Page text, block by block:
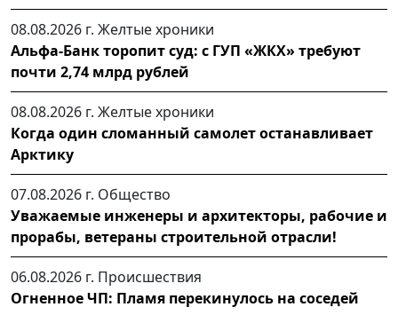
08.08.2026 г. Желтые хроники
Альфа-Банк торопит суд: с ГУП «ЖКХ» требуют
почти 2,74 млрд рублей
08.08.2026 г. Желтые хроники
Когда один сломанный самолет останавливает
Арктику
07.08.2026 г. Общество
Уважаемые инженеры и архитекторы, рабочие и
прорабы, ветераны строительной отрасли!
06.08.2026 г. Происшествия
Огненное ЧП: Пламя перекинулось на соседей